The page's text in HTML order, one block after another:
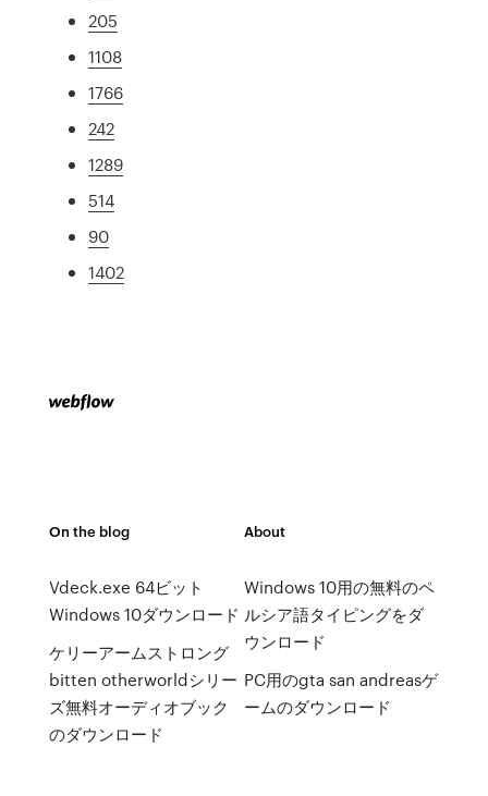
205
1108
1766
242
1289
514
90
1402
On the blog
Vdeck.exe 64ビット
Windows 10ダウンロード
ケリーアームストロング
bitten otherworldシリー
ズ無料オーディオブック
のダウンロード
About
Windows 10用の無料のペ
ルシア語タイピングをダ
ウンロード
PC用のgta san andreasゲ
ームのダウンロード